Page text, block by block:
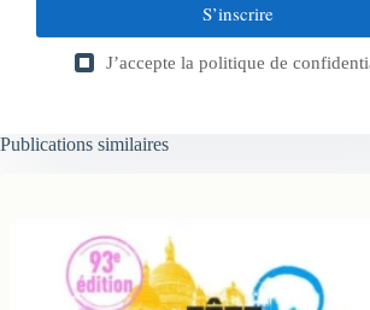
S’inscrire
J’accepte la politique de
Publications similaires